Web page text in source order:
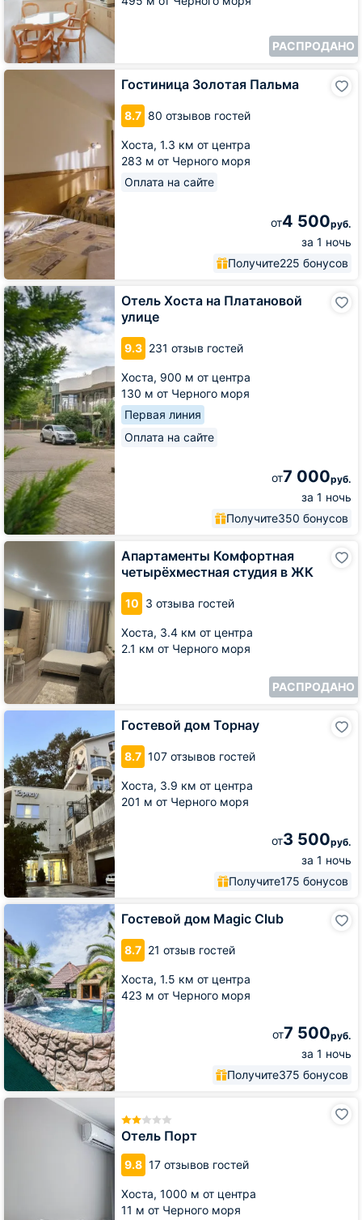
РАСПРОДАНО
Гостиница Золотая Пальма
8.7 80 отзывов гостей
Хоста, 1.3 км от центра
283 м от Черного моря
Оплата на сайте
от4 500руб.
за 1 ночь
Получите225 бонусов
Гостиница
Отель Хоста на Платановой
улице
9.3 231 отзыв гостей
Хоста, 900 м от центра
130 м от Черного моря
Первая линия
Оплата на сайте
от7 000руб.
за 1 ночь
Получите350 бонусов
Отель
Хоста
Платановой
улице
Апартаменты Комфортная
четырёхместная студия в ЖК
10 3 отзыва гостей
Хоста, 3.4 км от центра
2.1 км от Черного моря
РАСПРОДАНО
Апартаменты
Комфортная
четырёхместная
студия
Гостевой дом Торнау
8.7 107 отзывов гостей
Хоста, 3.9 км от центра
201 м от Черного моря
от3 500руб.
за 1 ночь
Получите175 бонусов
Гостевой
Гостевой дом Magic Club
8.7 21 отзыв гостей
Хоста, 1.5 км от центра
423 м от Черного моря
от7 500руб.
за 1 ночь
Получите375 бонусов
Гостевой
Magic
Club
Отель Порт
9.8 17 отзывов гостей
Хоста, 1000 м от центра
11 м от Черного моря
Отель